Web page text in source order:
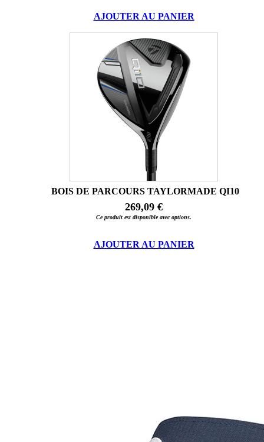
AJOUTER AU PANIER
BOIS DE PARCOURS TAYLORMADE QI10
269,09 €
Ce produit est disponible avec options.
AJOUTER AU PANIER